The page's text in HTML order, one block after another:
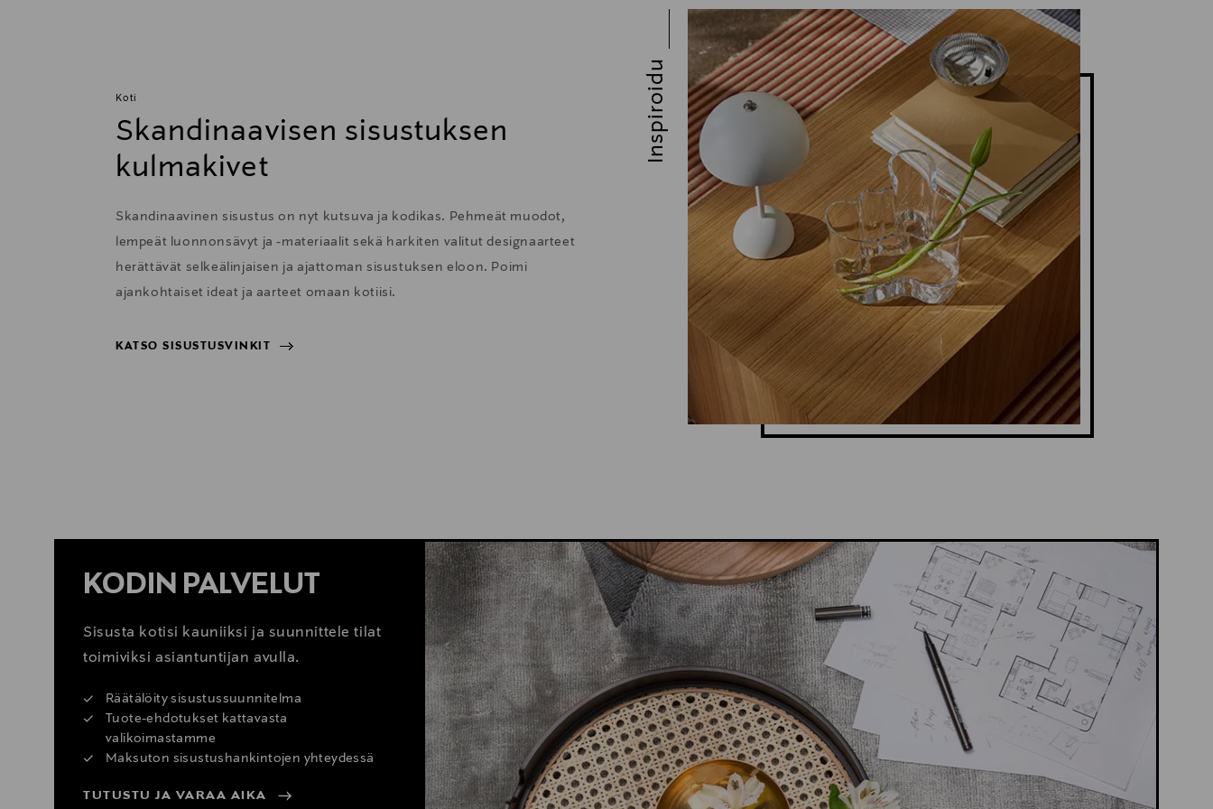
Koti
Skandinaavisen sisustuksen
kulmakivet
Skandinaavinen sisustus on nyt kutsuva ja kodikas. Pehmeät muodot,
lempeät luonnonsävyt ja -materiaalit sekä harkiten valitut designaarteet
herättävät selkeälinjaisen ja ajattoman sisustuksen eloon. Poimi
ajankohtaiset ideat ja aarteet omaan kotiisi.
KATSO SISUSTUSVINKIT
Inspiroidu
KODIN PALVELUT
Sisusta kotisi kauniiksi ja suunnittele tilat
toimiviksi asiantuntijan avulla.
Räätälöity sisustussuunnitelma
Tuote-ehdotukset kattavasta
valikoimastamme
Maksuton sisustushankintojen yhteydessä
TUTUSTU JA VARAA AIKA